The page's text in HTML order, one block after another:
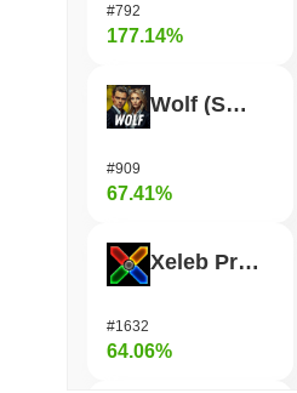
#792
177.14%
Wolf (SOL)
#909
67.41%
Xeleb Protocol
#1632
64.06%